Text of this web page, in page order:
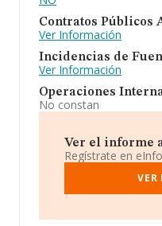
Contratos Públicos
Ver Información
Incidencias de
Ver Información
Operaciones
No constan
Ver el informe
Regístrate en
VER